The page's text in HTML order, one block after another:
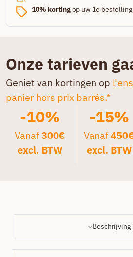
10% kortingop uw 1e bestelling,
Onze tarieven
Geniet van kortingen op
panier hors prix barrés.*
-10%
Vanaf300€
excl. BTW
-15%
Vanaf
excl. BTW
Beschrijving